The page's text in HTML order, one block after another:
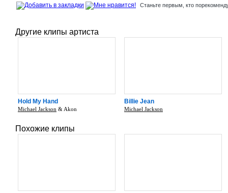
Станьте первым, кто
Другие клипы артиста
Hold My Hand
Michael Jackson & Akon
Billie Jean
Michael Jackson
Похожие клипы